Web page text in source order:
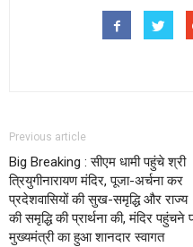
Previous article
Big Breaking : सीएम धामी पहुंचे श्री
त्रियुगीनारायण मंदिर, पूजा-अर्चना कर
प्रदेशवासियों की सुख-समृद्धि और राज्य
की समृद्धि की प्रार्थना की, मंदिर पहुंचने
मुख्यमंत्री का हुआ शानदार स्वागत